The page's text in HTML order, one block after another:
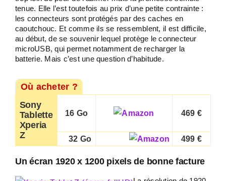
tenue. Elle l’est toutefois au prix d’une petite contrainte :
les connecteurs sont protégés par des caches en
caoutchouc. Et comme ils se ressemblent, il est difficile,
au début, de se souvenir lequel protège le connecteur
microUSB, qui permet notamment de recharger la
batterie. Mais c’est une question d’habitude.
Où acheter ?
Sony
Tablette
Xperia
Z
16 Go 469 €
32 Go 499 €
Un écran 1920 x 1200 pixels de bonne facture